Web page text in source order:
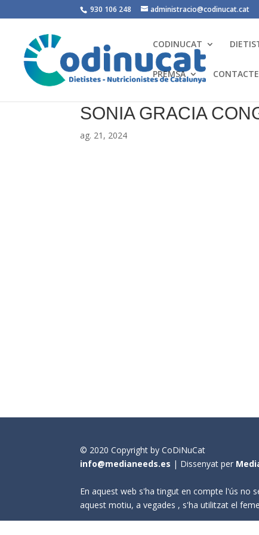
930 106 248 administracio@codinucat.cat
CODINUCAT
PREMSA CONTACTE
SONIA GRACIA
ag. 21, 2024
© 2020 Copyright by CoDiNuCat
info@medianeeds.es | Dissenyat per
En aquest web s'ha tingut en compte l'ús no
aquest motiu, a vegades , s'ha utilitzat el